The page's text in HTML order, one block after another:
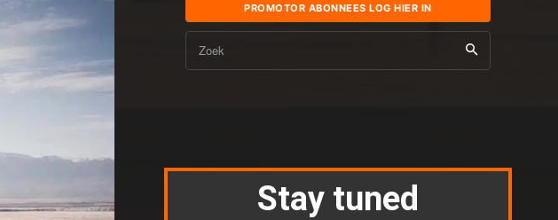
PROMOTOR ABONNEES LOG HIER IN
Zoek
Stay tuned